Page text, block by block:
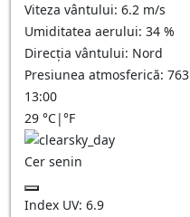
Viteza vântului: 6.2 m/s
Umiditatea aerului: 34 %
Direcția vântului: Nord
Presiunea atmosferică: 763
13:00
29 °C|°F
Cer senin
Index UV: 6.9